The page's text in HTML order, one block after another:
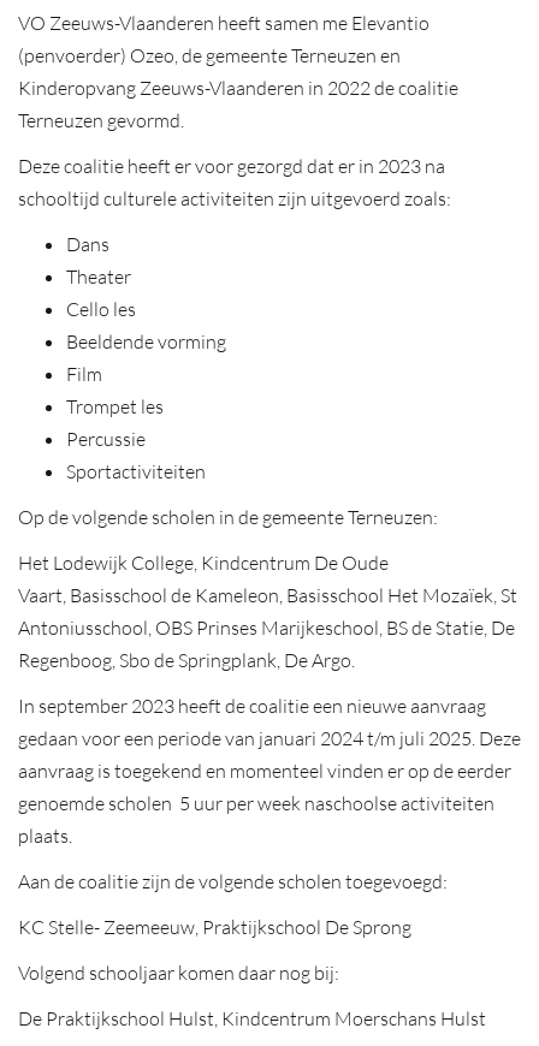
VO Zeeuws-Vlaanderen heeft samen me Elevantio
(penvoerder) Ozeo, de gemeente Terneuzen en
Kinderopvang Zeeuws-Vlaanderen in 2022 de coalitie
Terneuzen gevormd.
Deze coalitie heeft er voor gezorgd dat er in 2023 na
schooltijd culturele activiteiten zijn uitgevoerd zoals:
Dans
Theater
Cello les
Beeldende vorming
Film
Trompet les
Percussie
Sportactiviteiten
Op de volgende scholen in de gemeente Terneuzen:
Het Lodewijk College, Kindcentrum De Oude
Vaart, Basisschool de Kameleon, Basisschool Het Mozaïek, St
Antoniusschool, OBS Prinses Marijkeschool, BS de Statie, De
Regenboog, Sbo de Springplank, De Argo.
In september 2023 heeft de coalitie een nieuwe aanvraag
gedaan voor een periode van januari 2024 t/m juli 2025. Deze
aanvraag is toegekend en momenteel vinden er op de eerder
genoemde scholen 5 uur per week naschoolse activiteiten
plaats.
Aan de coalitie zijn de volgende scholen toegevoegd:
KC Stelle- Zeemeeuw, Praktijkschool De Sprong
Volgend schooljaar komen daar nog bij:
De Praktijkschool Hulst, Kindcentrum Moerschans Hulst